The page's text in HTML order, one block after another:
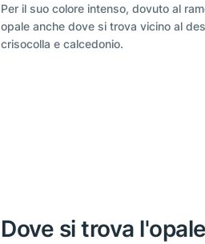
Per il suo colore intenso, dovuto al
opale anche dove si trova vicino al
crisocolla e calcedonio.
Dove si trova